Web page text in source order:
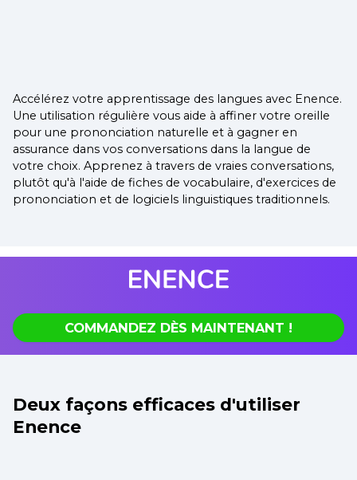
Accélérez votre apprentissage des langues avec Enence.
Une utilisation régulière vous aide à affiner votre oreille
pour une prononciation naturelle et à gagner en
assurance dans vos conversations dans la langue de
votre choix. Apprenez à travers de vraies conversations,
plutôt qu'à l'aide de fiches de vocabulaire, d'exercices de
prononciation et de logiciels linguistiques traditionnels.
COMMANDEZ DÈS MAINTENANT !
Deux façons efficaces d'utiliser
Enence